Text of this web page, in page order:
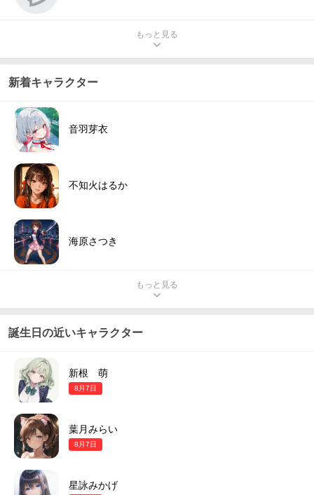
もっと見る
新着キャラクター
音羽芽衣
不知火はるか
海原さつき
もっと見る
誕生日の近いキャラクター
新根 萌
8月7日
葉月みらい
8月7日
星詠みかげ